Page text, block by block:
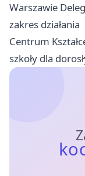
Warszawie
zakres działania
Centrum
szkoły dla